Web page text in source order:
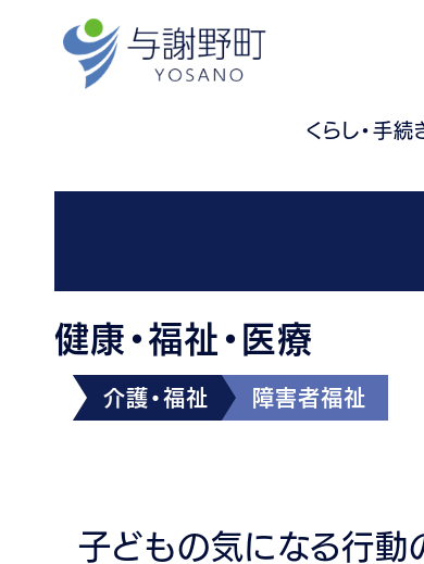
くらし・手続
健康・福祉・医療
介護・福祉 障害者福祉
子どもの気になる行動